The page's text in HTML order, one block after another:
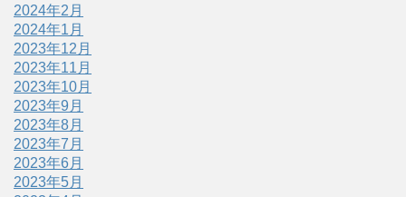
2024年2月
2024年1月
2023年12月
2023年11月
2023年10月
2023年9月
2023年8月
2023年7月
2023年6月
2023年5月